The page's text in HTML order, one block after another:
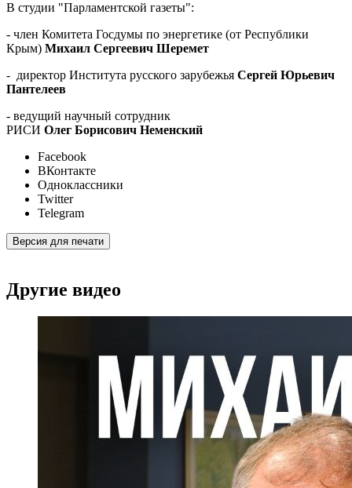
В студии "Парламентской газеты":
- член Комитета Госдумы по энергетике (от Республики
Крым) Михаил Сергеевич Шеремет
- директор Института русского зарубежья Сергей Юрьевич
Пантелеев
- ведущий научный сотрудник
РИСИ Олег Борисович Неменский
Facebook
ВКонтакте
Одноклассники
Twitter
Telegram
Версия для печати
Другие видео